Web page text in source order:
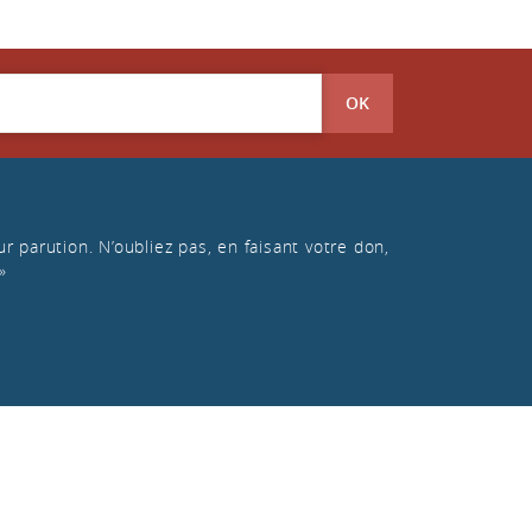
OK
N’oubliez pas, en faisant votre don,